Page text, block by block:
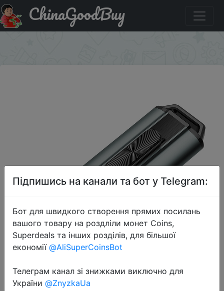
Купити на розпродажі Teclast USB Флэша 64G USB3.0
Темно-СерыйChinaGoodBuy
2018-09-29
Підпишись на канали та бот у Telegram:
Бот для швидкого створення прямих посилань
вашого товару на роздліли монет Coins,
Superdeals та інших розділів, для більшої
економії @AliSuperCoinsBot
Телеграм канал зі знижками виключно для
України @ZnyzkaUa